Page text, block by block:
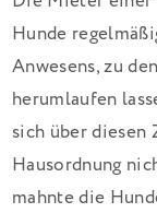
Hunde
Anwesens, zu
herumlaufen
sich über diesen
Hausordnung
mahnte die